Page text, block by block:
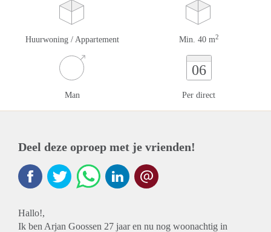
Huurwoning / Appartement Min. 40 m2
Man
06
Per direct
Deel deze oproep met je vrienden!
Hallo!,
Ik ben Arjan Goossen 27 jaar en nu nog woonachtig in